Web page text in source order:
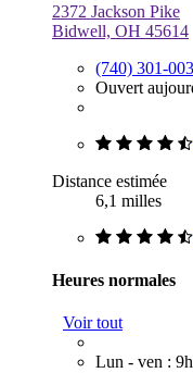
2372 Jackson Pike
Bidwell, OH 45614
(740) 301-
Ouvert
Distance estimée
6,1 milles
Heures normales
Voir tout
Lun - ven :